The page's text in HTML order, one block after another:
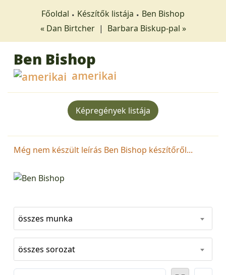
Főoldal Készítők listája
Ben Bishop
« Dan Birtcher | Barbara Biskup-pal »
Ben Bishop
amerikai
Képregények listája
Még nem készült leírás Ben Bishop készítőről...
összes munka
összes sorozat